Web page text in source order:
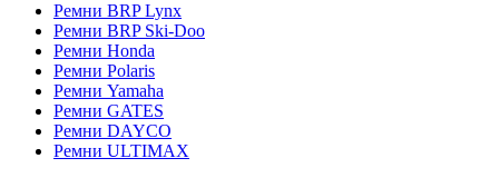
Ремни BRP Lynx
Ремни BRP Ski-Doo
Ремни Honda
Ремни Polaris
Ремни Yamaha
Ремни GATES
Ремни DAYCO
Ремни ULTIMAX